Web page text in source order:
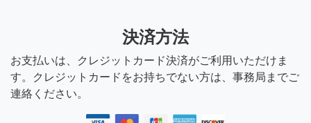
決済方法
お支払いは、クレジットカード決済がご利用いただけま
す。クレジットカードをお持ちでない方は、事務局までご
連絡ください。